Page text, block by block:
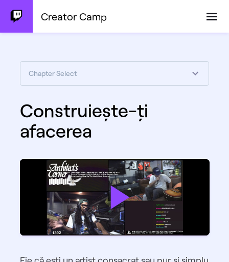
Creator Camp
Chapter Select
Construiește-ți
afacerea